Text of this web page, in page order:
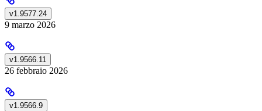
v1.9577.24
9 marzo 2026
v1.9566.11
26 febbraio 2026
v1.9566.9